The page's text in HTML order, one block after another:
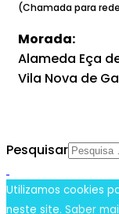
(Chamada para
Morada:
Alameda Eça
Vila Nova de
Pesquisar
Utilizamos cookies
neste site. Saber